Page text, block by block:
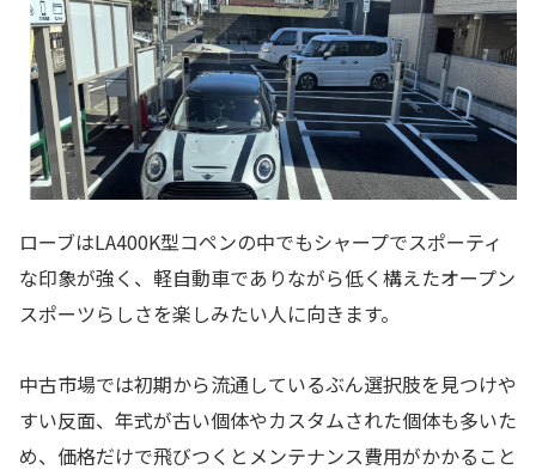
ローブはLA400K型コペンの中でもシャープでスポーティ
な印象が強く、軽自動車でありながら低く構えたオープン
スポーツらしさを楽しみたい人に向きます。
中古市場では初期から流通しているぶん選択肢を見つけや
すい反面、年式が古い個体やカスタムされた個体も多いた
め、価格だけで飛びつくとメンテナンス費用がかかること